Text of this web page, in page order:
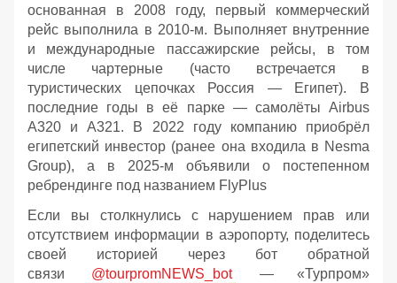
основанная в 2008 году, первый коммерческий
рейс выполнила в 2010-м. Выполняет внутренние
и международные пассажирские рейсы, в том
числе чартерные (часто встречается в
туристических цепочках Россия — Египет). В
последние годы в её парке — самолёты Airbus
A320 и A321. В 2022 году компанию приобрёл
египетский инвестор (ранее она входила в Nesma
Group), а в 2025-м объявили о постепенном
ребрендинге под названием FlyPlus
Если вы столкнулись с нарушением прав или
отсутствием информации в аэропорту, поделитесь
своей историей через бот обратной
связи
@tourpromNEWS_bot
— «Турпром»